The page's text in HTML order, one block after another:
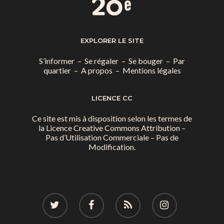
EXPLORER LE SITE
S’informer – Se régaler – Se bouger – Par
quartier– A propos – Mentions légales
LICENCE CC
Ce site est mis à disposition selon les termes de
la Licence Creative Commons Attribution –
Pas d’Utilisation Commerciale – Pas de
Modification.